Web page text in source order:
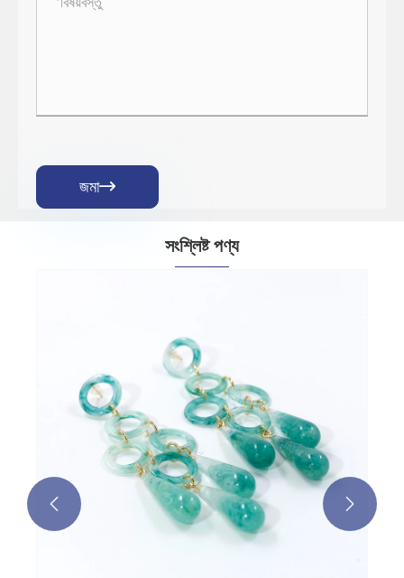
জমা
সংশ্লিষ্ট পণ্য
 